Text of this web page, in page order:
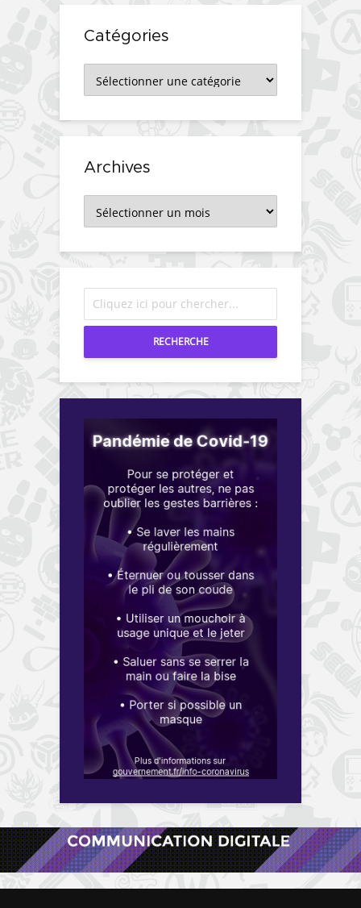
Catégories
Archives
RECHERCHE